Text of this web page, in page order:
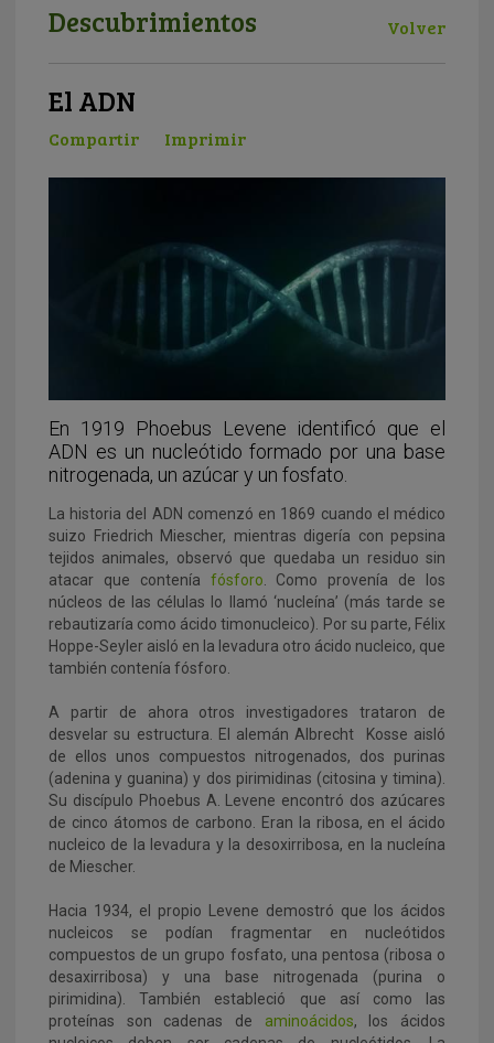
Descubrimientos Volver
El ADN
Compartir Imprimir
En 1919 Phoebus Levene identificó que el
ADN es un nucleótido formado por una base
nitrogenada, un azúcar y un fosfato.
La historia del ADN comenzó en 1869 cuando el médico
suizo Friedrich Miescher, mientras digería con pepsina
tejidos animales, observó que quedaba un residuo sin
atacar que contenía fósforo. Como provenía de los
núcleos de las células lo llamó ‘nucleína’ (más tarde se
rebautizaría como ácido timonucleico). Por su parte, Félix
Hoppe-Seyler aisló en la levadura otro ácido nucleico, que
también contenía fósforo.
A partir de ahora otros investigadores trataron de
desvelar su estructura. El alemán Albrecht Kosse aisló
de ellos unos compuestos nitrogenados, dos purinas
(adenina y guanina) y dos pirimidinas (citosina y timina).
Su discípulo Phoebus A. Levene encontró dos azúcares
de cinco átomos de carbono. Eran la ribosa, en el ácido
nucleico de la levadura y la desoxirribosa, en la nucleína
de Miescher.
Hacia 1934, el propio Levene demostró que los ácidos
nucleicos se podían fragmentar en nucleótidos
compuestos de un grupo fosfato, una pentosa (ribosa o
desaxirribosa) y una base nitrogenada (purina o
pirimidina). También estableció que así como las
proteínas son cadenas de aminoácidos, los ácidos